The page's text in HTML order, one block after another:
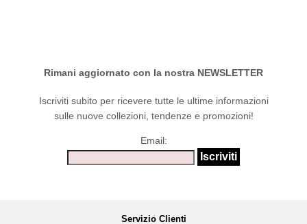
Rimani aggiornato con la nostra NEWSLETTER
Iscriviti subito per ricevere tutte le ultime informazioni
sulle nuove collezioni, tendenze e promozioni!
Email:
Servizio Clienti